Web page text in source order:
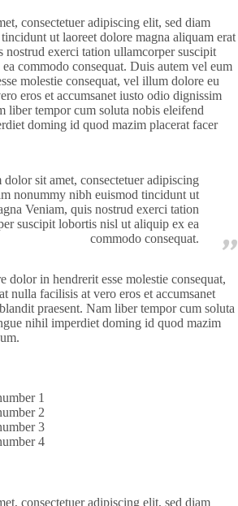
consectetuer adipiscing elit, sed diam
ut laoreet dolore magna aliquam erat
exerci tation ullamcorper suscipit
commodo consequat. Duis autem vel eum
molestie consequat, vel illum dolore eu
eros et accumsanet iusto odio dignissim
liber tempor cum soluta nobis eleifend
doming id quod mazim placerat facer
sit amet, consectetuer adipiscing
nonummy nibh euismod tincidunt ut
Veniam, quis nostrud exerci tation
suscipit lobortis nisl ut aliquip ex ea
commodo consequat.
dolor in hendrerit esse molestie consequat,
nulla facilisis at vero eros et accumsanet
praesent. Nam liber tempor cum soluta
nihil imperdiet doming id quod mazim
1
2
3
4
consectetuer adipiscing elit, sed diam